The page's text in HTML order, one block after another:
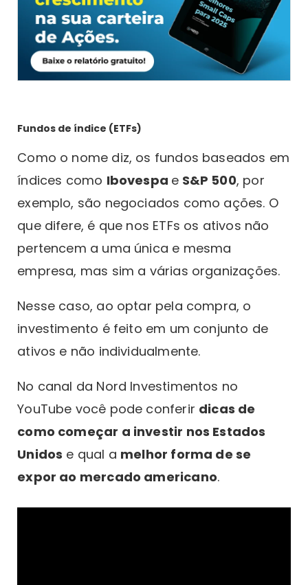
Fundos de índice (ETFs)
Como o nome diz, os fundos baseados em
índices como Ibovespa e S&P 500, por
exemplo, são negociados como ações. O
que difere, é que nos ETFs os ativos não
pertencem a uma única e mesma
empresa, mas sim a várias organizações.
Nesse caso, ao optar pela compra, o
investimento é feito em um conjunto de
ativos e não individualmente.
No canal da Nord Investimentos no
YouTube você pode conferir dicas de
como começar a investir nos Estados
Unidos e qual a melhor forma de se
expor ao mercado americano.